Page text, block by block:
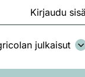
Kirjaudu
julkaisut